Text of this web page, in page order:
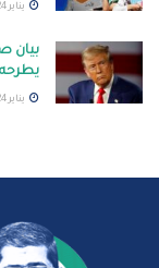
يناير 24, 2026
بيان
يطرحه
يناير 24, 2026